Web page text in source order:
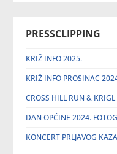
PRESSCLIPPING
KRIŽ INFO 2025.
KRIŽ INFO PROSINAC
CROSS HILL RUN &
DAN OPĆINE 2024.
KONCERT PRLJAVOG